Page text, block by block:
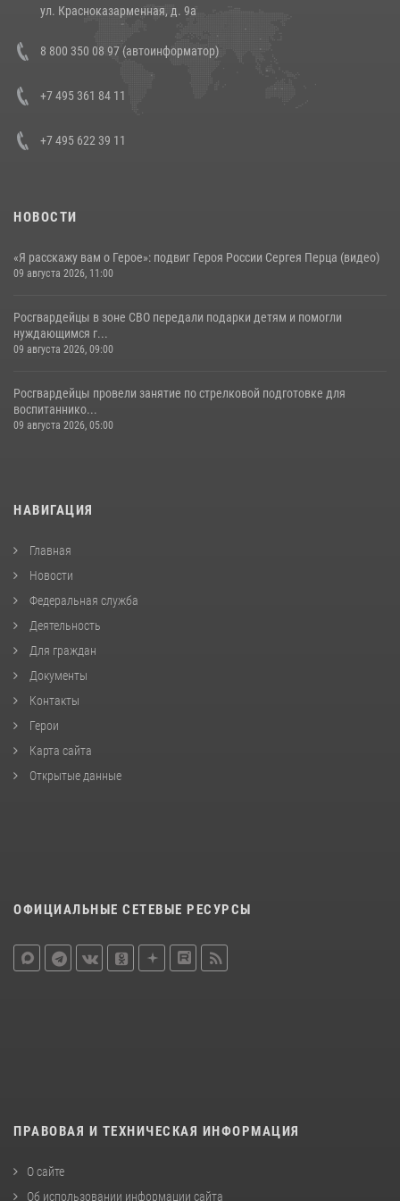
Состоялась рабочая встреча директора Росгвардии Героя России
генерала армии Виктора Золотова с заместителем полномочного
представителя Президента Российской Федерации в Северо-
Кавказском федеральном округе Виталием Кузнецовым
ул. Красноказарменная, д. 9а
8 800 350 08 97 (автоинформатор)
+7 495 361 84 11
+7 495 622 39 11
НОВОСТИ
«Я расскажу вам о Герое»: подвиг Героя России Сергея Перца (видео)
09 августа 2026, 11:00
Росгвардейцы в зоне СВО передали подарки детям и помогли
нуждающимся г...
09 августа 2026, 09:00
Росгвардейцы провели занятие по стрелковой подготовке для
воспитаннико...
09 августа 2026, 05:00
НАВИГАЦИЯ
Главная
Новости
Федеральная служба
Деятельность
Для граждан
Документы
Контакты
Герои
Карта сайта
Открытые данные
ОФИЦИАЛЬНЫЕ СЕТЕВЫЕ РЕСУРСЫ
ПРАВОВАЯ И ТЕХНИЧЕСКАЯ ИНФОРМАЦИЯ
О сайте
Об использовании информации сайта